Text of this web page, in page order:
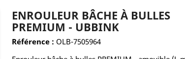
ENROULEUR BÂCHE À BULLES
PREMIUM - UBBINK
Référence : OLB-7505964